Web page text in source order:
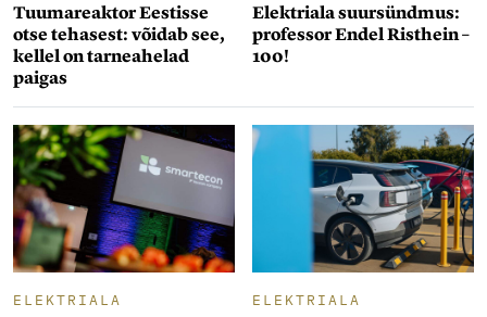
Tuumareaktor Eestisse
otse tehasest: võidab see,
kellel on tarneahelad
paigas
Elektriala suursündmus:
professor Endel Risthein –
100!
ELEKTRIALA ELEKTRIALA